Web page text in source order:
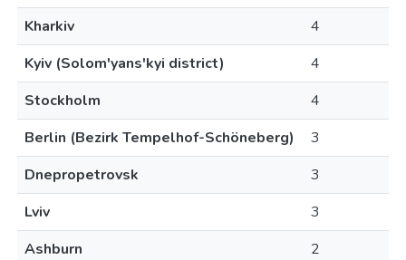
Kharkiv
4
Kyiv (Solom'yans'kyi district)
4
Stockholm
4
Berlin (Bezirk Tempelhof-Schöneberg)
3
Dnepropetrovsk
3
Lviv
3
Ashburn
2